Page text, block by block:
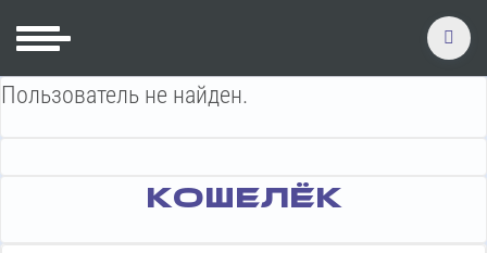
Пользователь не найден.
КОШЕЛЁК